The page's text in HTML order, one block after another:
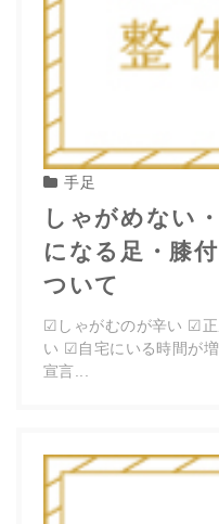
手足
しゃがめない
になる足・膝
ついて
☑︎しゃがむのが辛い ☑︎
い ☑︎自宅にいる時間が
宣言...